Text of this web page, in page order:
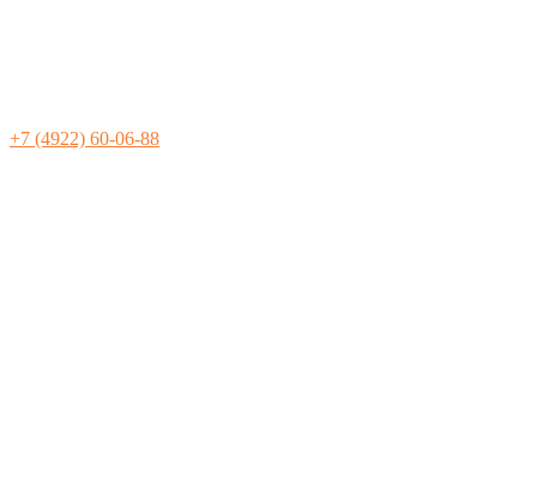
+7 (4922) 60-06-88